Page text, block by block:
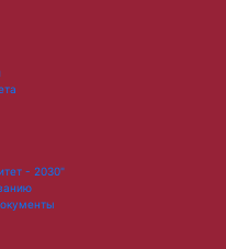
- 2030"